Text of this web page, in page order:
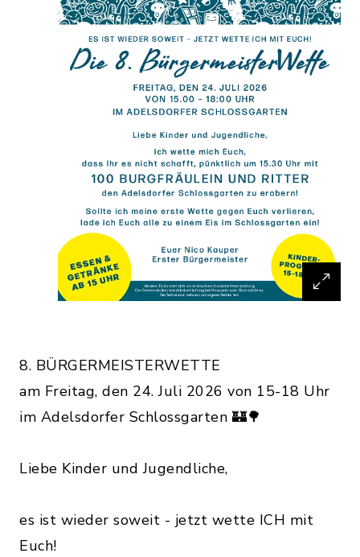
8. BÜRGERMEISTERWETTE
am Freitag, den 24. Juli 2026 von 15-18 Uhr
im Adelsdorfer Schlossgarten 🏰🌳
Liebe Kinder und Jugendliche,
es ist wieder soweit - jetzt wette ICH mit
Euch!